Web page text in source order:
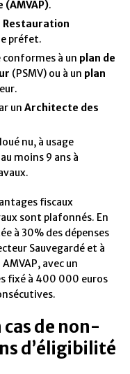
.
Restauration
préfet.
à un plan de
(PSMV) ou à un plan
un Architecte des
nu, à usage
moins 9 ans à
fiscaux
sont plafonnés. En
à 30% des dépenses
Sauvegardé et à
avec un
fixé à 400 000 euros
de non-
d’éligibilité